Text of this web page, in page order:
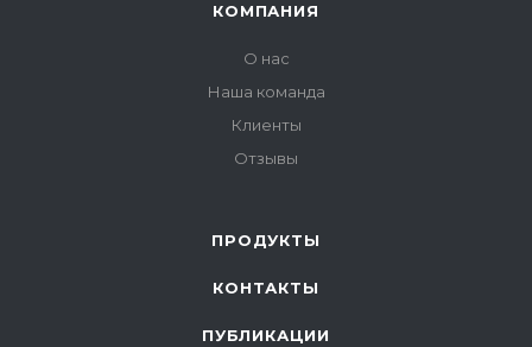
КОМПАНИЯ
О нас
Наша команда
Клиенты
Отзывы
ПРОДУКТЫ
КОНТАКТЫ
ПУБЛИКАЦИИ